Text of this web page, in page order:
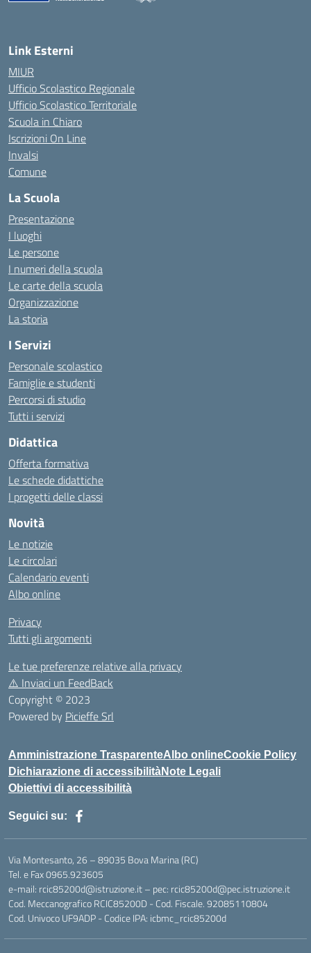
Link Esterni
MIUR
Ufficio Scolastico Regionale
Ufficio Scolastico Territoriale
Scuola in Chiaro
Iscrizioni On Line
Invalsi
Comune
La Scuola
Presentazione
I luoghi
Le persone
I numeri della scuola
Le carte della scuola
Organizzazione
La storia
I Servizi
Personale scolastico
Famiglie e studenti
Percorsi di studio
Tutti i servizi
Didattica
Offerta formativa
Le schede didattiche
I progetti delle classi
Novità
Le notizie
Le circolari
Calendario eventi
Albo online
Privacy
Tutti gli argomenti
Le tue preferenze relative alla privacy
⚠️ Inviaci un FeedBack
Copyright © 2023
Powered by Picieffe Srl
Amministrazione TrasparenteAlbo onlineCookie Policy
Dichiarazione di accessibilitàNote Legali
Obiettivi di accessibilità
Seguici su:
Via Montesanto, 26 – 89035 Bova Marina (RC)
Tel. e Fax 0965.923605
e-mail: rcic85200d@istruzione.it – pec: rcic85200d@pec.istruzione.it
Cod. Meccanografico RCIC85200D - Cod. Fiscale. 92085110804
Cod. Univoco UF9ADP - Codice IPA: icbmc_rcic85200d